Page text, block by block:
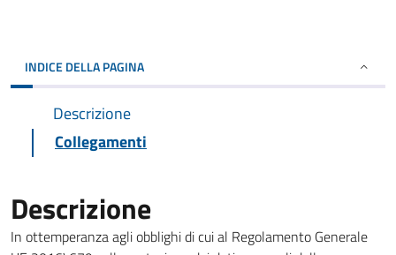
INDICE DELLA PAGINA
Descrizione
Collegamenti
Descrizione
In ottemperanza agli obblighi di cui al Regolamento Generale